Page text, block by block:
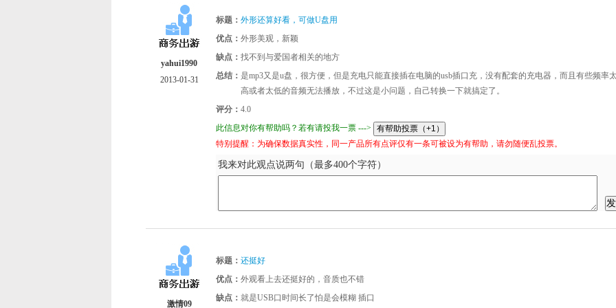
yahui1990
2013-01-31
标题： 外形还算好看，可做U盘用
优点： 外形美观，新颖
缺点： 找不到与爱国者相关的地方
总结： 是mp3又是u盘，很方便，但是充电只能直接插在电脑的usb插口充，没有配套的充电器，而且有些频率
高或者太低的音频无法播放，不过这是小问题，自己转换一下就搞定了。
评分： 4.0
此信息对你有帮助吗？若有请投我一票 --->
特别提醒：为确保数据真实性，同一产品所有点评仅有一条可被设为有帮助，请勿随便乱投票。
我来对此观点说两句（最多400个字符）
激情09
标题： 还挺好
优点： 外观看上去还挺好的，音质也不错
缺点： 就是USB口时间长了怕是会模糊 插口